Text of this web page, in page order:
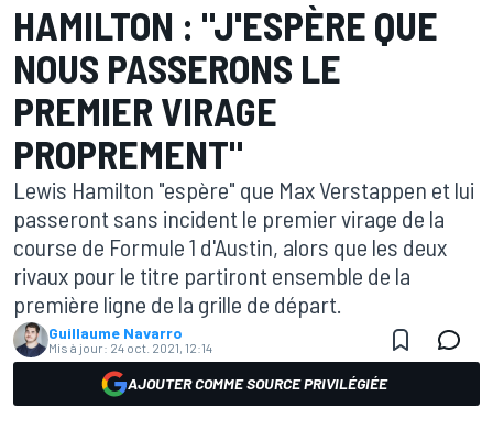
HAMILTON : "J'ESPÈRE QUE
NOUS PASSERONS LE
PREMIER VIRAGE
PROPREMENT"
Lewis Hamilton "espère" que Max Verstappen et lui
passeront sans incident le premier virage de la
course de Formule 1 d'Austin, alors que les deux
rivaux pour le titre partiront ensemble de la
première ligne de la grille de départ.
Guillaume Navarro
Mis à jour: 24 oct. 2021, 12:14
AJOUTER COMME SOURCE PRIVILÉGIÉE